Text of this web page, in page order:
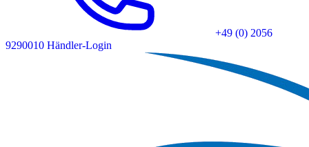
+49 (0) 2056
9290010 Händler-Login